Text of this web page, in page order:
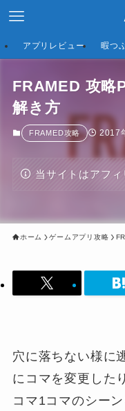
アプリレビュー 暇つ
FRAMED 攻略
解き方
FRAMED攻略 2017
当サイトはアフィ
ホーム ゲームアプリ攻略
穴に落ちない様に
にコマを変更した
コマ1コマのシー